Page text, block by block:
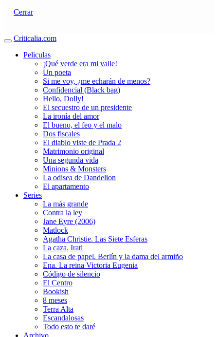
Cerrar
Criticalia.com
Peliculas
¡Qué verde era mi valle!
Un poeta
Si me voy, ¿me echarán de menos?
Confidencial (Black bag)
Hello, Dolly!
El secuestro de un presidente
La ironía del amor
El bueno, el feo y el malo
Dos fiscales
El diablo viste de Prada 2
Matrimonio original
Una segunda vida
Minions & Monsters
La odisea de Dandelion
El apartamento
Series
La más grande
Contra la ley
Jane Eyre (2006)
Matlock
Agatha Christie. Las Siete Esferas
La caza. Irati
La casa de papel. Berlín y la dama del armiño
Ena. La reina Victoria Eugenia
Código de silencio
El Centro
Bookish
8 meses
Terra Alta
Escandalosas
Todo esto te daré